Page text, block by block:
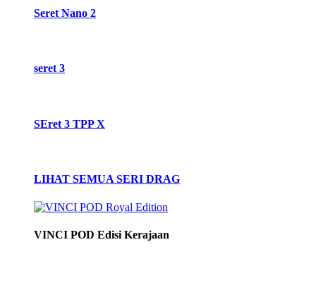
Seret Nano 2
seret 3
SEret 3 TPP X
LIHAT SEMUA SERI DRAG
VINCI POD Edisi Kerajaan